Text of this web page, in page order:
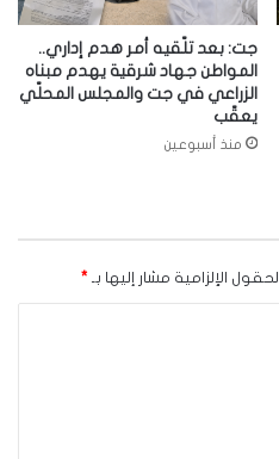
جت: بعد تلّقيه أمر هدم إداري..
المواطن جهاد شرقية يهدم مبناه
الزراعي في جت والمجلس المحلّي
يعقّب
منذ أسبوعين
الحقول الإلزامية مشار إليها بـ *